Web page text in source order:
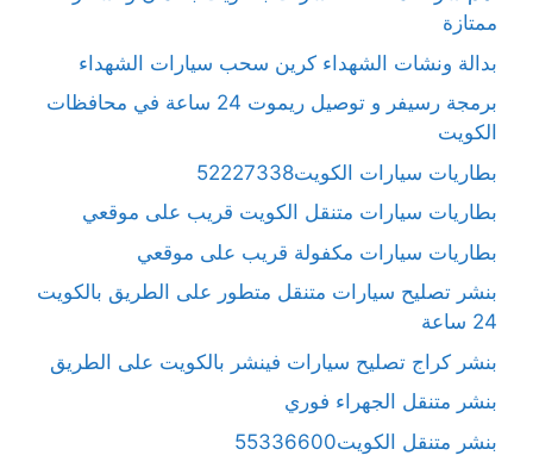
ممتازة
بدالة ونشات الشهداء كرين سحب سيارات الشهداء
برمجة رسيفر و توصيل ريموت 24 ساعة في محافظات
الكويت
بطاريات سيارات الكويت52227338
بطاريات سيارات متنقل الكويت قريب على موقعي
بطاريات سيارات مكفولة قريب على موقعي
بنشر تصليح سيارات متنقل متطور على الطريق بالكويت
24 ساعة
بنشر كراج تصليح سيارات فينشر بالكويت على الطريق
بنشر متنقل الجهراء فوري
بنشر متنقل الكويت55336600